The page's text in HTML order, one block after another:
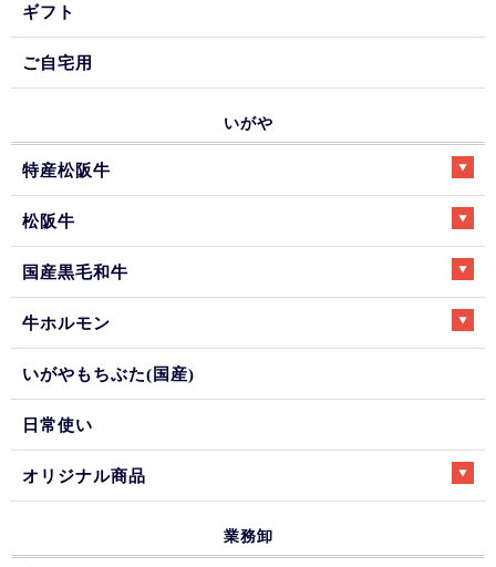
ギフト
ご自宅用
いがや
特産松阪牛
松阪牛
国産黒毛和牛
牛ホルモン
いがやもちぶた(国産)
日常使い
オリジナル商品
業務卸